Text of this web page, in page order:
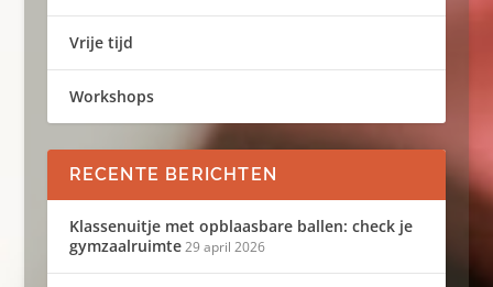
Vrije tijd
Workshops
RECENTE BERICHTEN
Klassenuitje met opblaasbare ballen: check je
gymzaalruimte 29 april 2026